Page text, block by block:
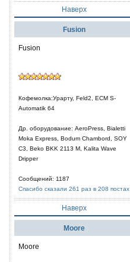
Наверх
Fusion
Fusion
Кофемолка:Урарту, Feld2, ECM S-
Automatik 64
Др. оборудование: AeroPress, Bialetti
Moka Express, Bodum Chambord, SOY
C3, Beko BKK 2113 M, Kalita Wave
Dripper
Сообщений: 1187
Спасибо сказали 261 раз в 208 постах
Наверх
Moore
Moore